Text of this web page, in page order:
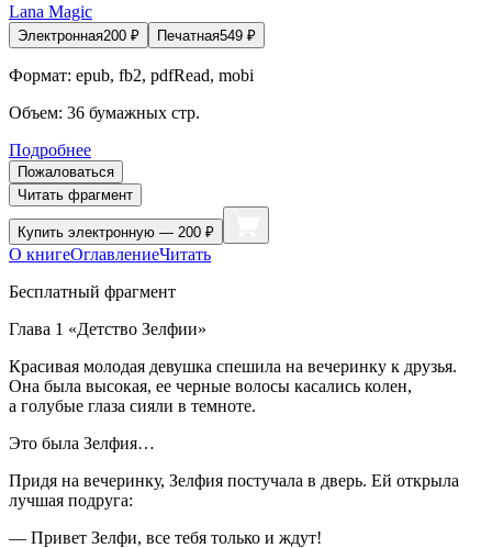
Lana Magic
Электронная200 ₽ Печатная549 ₽
Формат: epub, fb2, pdfRead, mobi
Объем: 36 бумажных стр.
Подробнее
Пожаловаться
Читать фрагмент
Купить электронную — 200 ₽
О книгеОглавлениеЧитать
Бесплатный фрагмент
Глава 1 «Детство Зелфии»
Красивая молодая девушка спешила на вечеринку к друзья.
Она была высокая, ее черные волосы касались колен,
а голубые глаза сияли в темноте.
Это была Зелфия…
Придя на вечеринку, Зелфия постучала в дверь. Ей открыла
лучшая подруга:
— Привет Зелфи, все тебя только и ждут!